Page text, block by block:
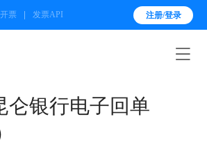
票 发票API 注册/登录

仑银行电子回单